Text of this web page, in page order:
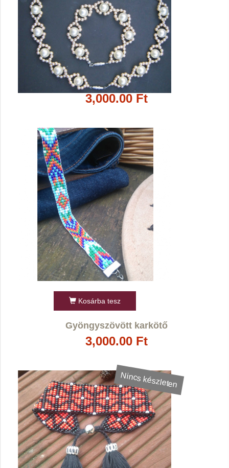
3,000.00 Ft
Kosárba tesz
Gyöngyszövött karkötő
3,000.00 Ft
Nincs készleten